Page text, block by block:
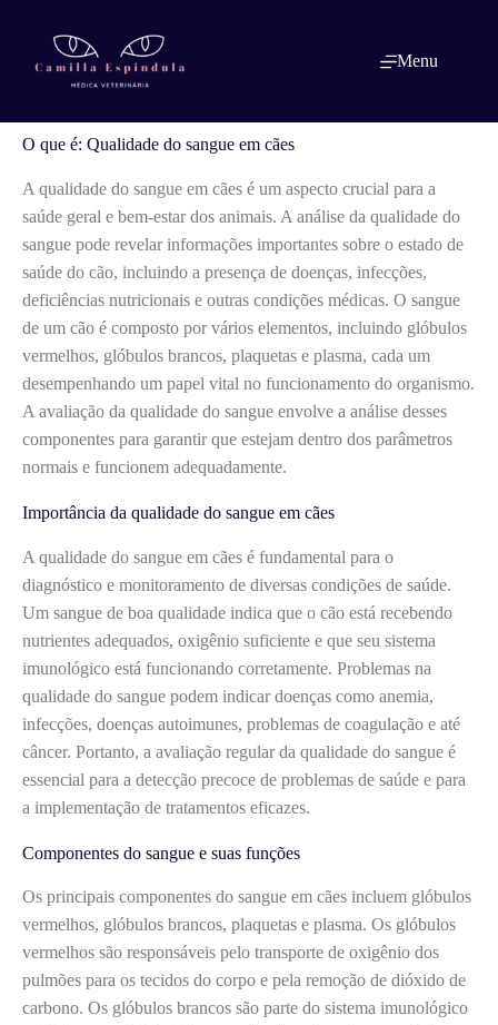
conteúdo
Menu
O que é: Qualidade do sangue em cães
O que é: Qualidade do sangue em cães
A qualidade do sangue em cães é um aspecto crucial para a
saúde geral e bem-estar dos animais. A análise da qualidade do
sangue pode revelar informações importantes sobre o estado de
saúde do cão, incluindo a presença de doenças, infecções,
deficiências nutricionais e outras condições médicas. O sangue
de um cão é composto por vários elementos, incluindo glóbulos
vermelhos, glóbulos brancos, plaquetas e plasma, cada um
desempenhando um papel vital no funcionamento do organismo.
A avaliação da qualidade do sangue envolve a análise desses
componentes para garantir que estejam dentro dos parâmetros
normais e funcionem adequadamente.
Importância da qualidade do sangue em cães
A qualidade do sangue em cães é fundamental para o
diagnóstico e monitoramento de diversas condições de saúde.
Um sangue de boa qualidade indica que o cão está recebendo
nutrientes adequados, oxigênio suficiente e que seu sistema
imunológico está funcionando corretamente. Problemas na
qualidade do sangue podem indicar doenças como anemia,
infecções, doenças autoimunes, problemas de coagulação e até
câncer. Portanto, a avaliação regular da qualidade do sangue é
essencial para a detecção precoce de problemas de saúde e para
a implementação de tratamentos eficazes.
Componentes do sangue e suas funções
Os principais componentes do sangue em cães incluem glóbulos
vermelhos, glóbulos brancos, plaquetas e plasma. Os glóbulos
vermelhos são responsáveis pelo transporte de oxigênio dos
pulmões para os tecidos do corpo e pela remoção de dióxido de
carbono. Os glóbulos brancos são parte do sistema imunológico